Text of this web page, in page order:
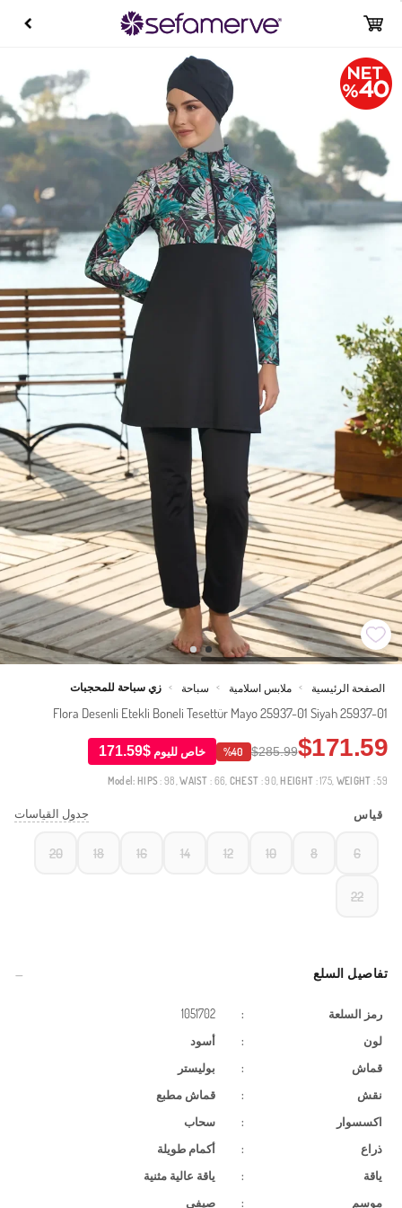
الصفحة الرئيسية > ملابس اسلامية > سباحة > زي سباحة للمحجبات
Flora Desenli Etekli Boneli Tesettür Mayo 25937-01 Siyah 25937-01
$171.59
$285.99
%40 خاص لليوم$171.59
Model: HIPS: 98,WAIST : 66, CHEST : 90, HEIGHT : 175, WEIGHT : 59
قياس جدول القياسات
6
8
10
12
14
16
18
20
22
تفاصيل السلع
رمز السلعة :
1051702
لون
:
أسود
قماش
:
بوليستر
نقش
:
قماش مطبع
اكسسوار
:
سحاب
ذراع
:
أكمام طويلة
ياقة
:
ياقة عالية مثنية
موسم
:
صيفي